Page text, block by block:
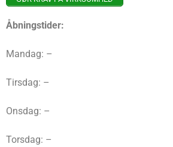
Åbningstider:
Mandag: –
Tirsdag: –
Onsdag: –
Torsdag: –